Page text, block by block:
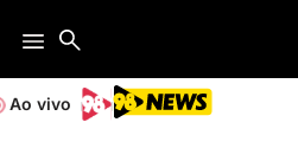
Ao vivo